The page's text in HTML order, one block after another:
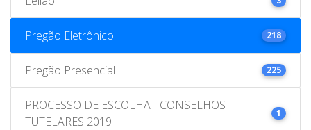
Pregão Eletrônico 218
Pregão Presencial 225
PROCESSO DE ESCOLHA - CONSELHOS
TUTELARES 2019
1